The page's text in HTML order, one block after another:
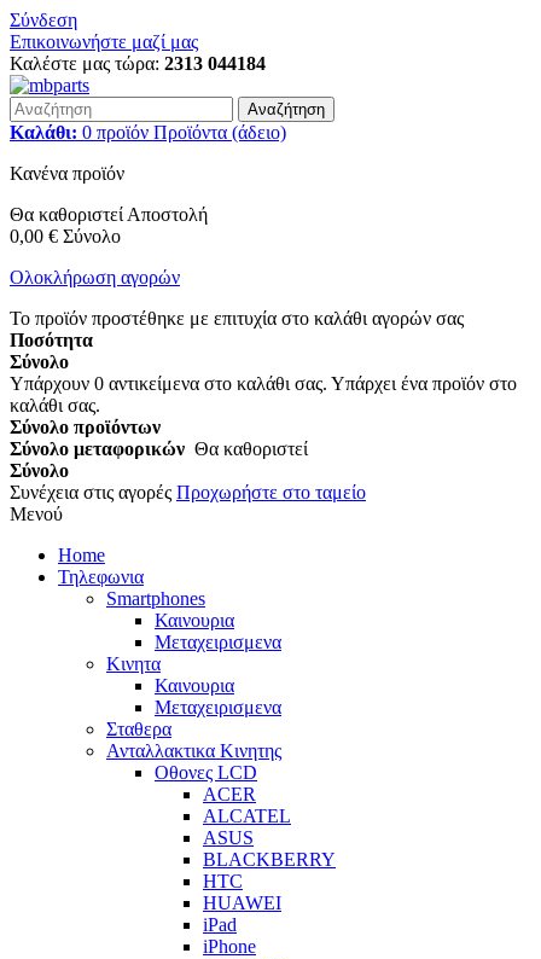
Σύνδεση
Επικοινωνήστε μαζί μας
Καλέστε μας τώρα: 2313 044184
Αναζήτηση
Καλάθι: 0 προϊόν Προϊόντα (άδειο)
Κανένα προϊόν
Θα καθοριστεί Αποστολή
0,00 € Σύνολο
Ολοκλήρωση αγορών
Το προϊόν προστέθηκε με επιτυχία στο καλάθι αγορών σας
Ποσότητα
Σύνολο
Υπάρχουν 0 αντικείμενα στο καλάθι σας. Υπάρχει ένα προϊόν στο
καλάθι σας.
Σύνολο προϊόντων
Σύνολο μεταφορικών Θα καθοριστεί
Σύνολο
Συνέχεια στις αγορές Προχωρήστε στο ταμείο
Μενού
Home
Τηλεφωνια
Smartphones
Καινουρια
Μεταχειρισμενα
Κινητα
Καινουρια
Μεταχειρισμενα
Σταθερα
Ανταλλακτικα Κινητης
Οθονες LCD
ACER
ALCATEL
ASUS
BLACKBERRY
HTC
HUAWEI
iPad
iPhone